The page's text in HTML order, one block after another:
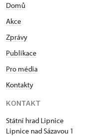
Domů
Akce
Zprávy
Publikace
Pro média
Kontakty
KONTAKT
Státní hrad Lipnice
Lipnice nad Sázavou 1